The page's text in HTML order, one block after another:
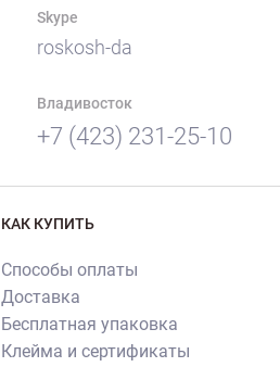
Skype
roskosh-da
Владивосток
+7 (423) 231-25-10
КАК КУПИТЬ
Способы оплаты
Доставка
Бесплатная упаковка
Клейма и сертификаты